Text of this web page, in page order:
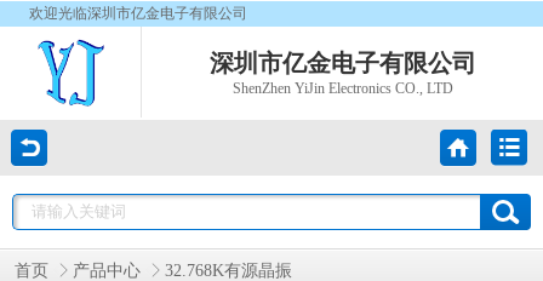
欢迎光临深圳市亿金电子有限公司
深圳市亿金电子有限公司
ShenZhen YiJin Electronics CO., LTD
首页 产品中心 32.768K有源晶振